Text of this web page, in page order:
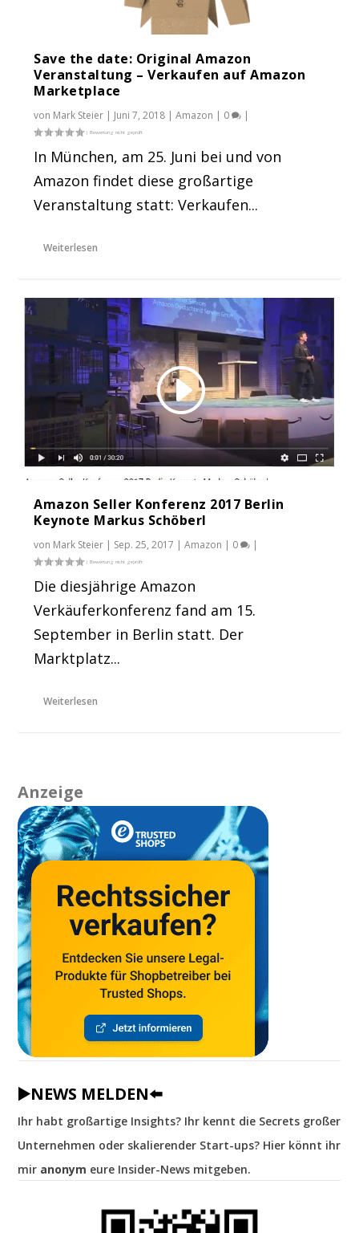
Amazon Seller Konferenz 2017 Berlin
Keynote Markus...
Save the date: Original Amazon
Veranstaltung – Verkaufen auf Amazon
Marketplace
von Mark Steier | Juni 7, 2018 |Amazon | 0 |
In München, am 25. Juni bei und von
Amazon findet diese großartige
Veranstaltung statt: Verkaufen...
Weiterlesen
Amazon Seller Konferenz 2017 Berlin
Keynote Markus Schöberl
von Mark Steier | Sep. 25, 2017 |Amazon | 0 |
Die diesjährige Amazon
Verkäuferkonferenz fand am 15.
September in Berlin statt. Der
Marktplatz...
Weiterlesen
Anzeige
▶️NEWS MELDEN⬅️
Ihr habt großartige Insights? Ihr kennt die Secrets großer
Unternehmen oder skalierender Start-ups? Hier könnt ihr
mir anonym eure Insider-News mitgeben.